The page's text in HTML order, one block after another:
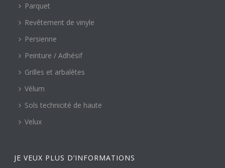
Parquet
Revêtement de vinyle
Persienne
Peinture / Adhésif
Grilles et arbalètes
Vélum
Sols technicité de haute
Velux
JE VEUX PLUS D’INFORMATIONS